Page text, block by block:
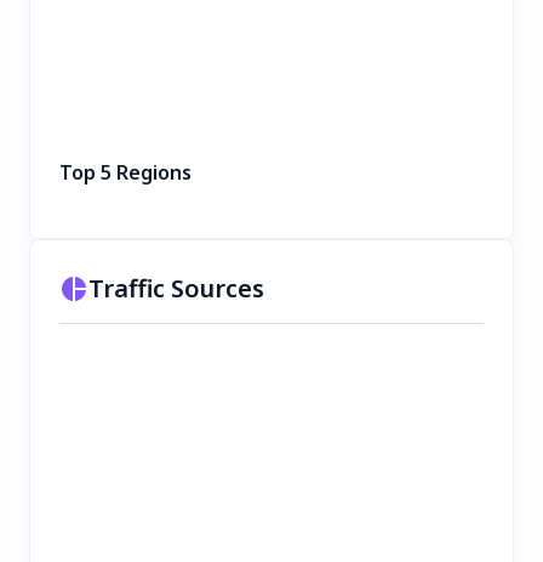
Top 5 Regions
Traffic Sources